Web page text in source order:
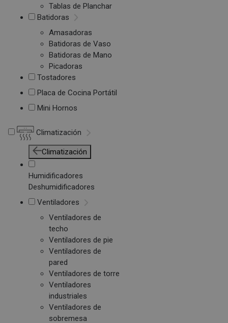
Tablas de Planchar
Batidoras
Amasadoras
Batidoras de Vaso
Batidoras de Mano
Picadoras
Tostadores
Placa de Cocina Portátil
Mini Hornos
Climatización
Climatización
Humidificadores
Deshumidificadores
Ventiladores
Ventiladores de
techo
Ventiladores de pie
Ventiladores de
pared
Ventiladores de torre
Ventiladores
industriales
Ventiladores de
sobremesa